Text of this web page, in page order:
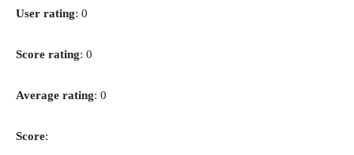
User rating: 0
Score rating: 0
Average rating: 0
Score: